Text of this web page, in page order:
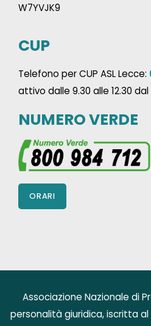
W7YVJK9
CUP
Telefono per CUP ASL Lecce:
attivo dalle 9.30 alle 12.30
NUMERO VERDE
ORARI
Associazione Nazionale di
personalità giuridica, iscritta al